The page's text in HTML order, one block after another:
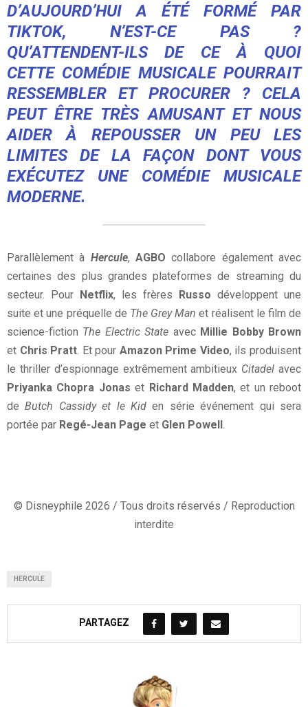
D’AUJOURD’HUI A ÉTÉ FORMÉ PAR
TIKTOK, N’EST-CE PAS ?
QU’ATTENDENT-ILS DE CE À QUOI
CETTE COMÉDIE MUSICALE POURRAIT
RESSEMBLER ET PROCURER ? CELA
PEUT ÊTRE TRÈS AMUSANT ET NOUS
AIDER À REPOUSSER UN PEU LES
LIMITES DE LA FAÇON DONT VOUS
EXÉCUTEZ UNE COMÉDIE MUSICALE
MODERNE.
Parallèlement à Hercule,AGBO collabore également avec
certaines des plus grandes plateformes de streaming du
secteur. Pour Netflix, les frères Russo développent une
suite et une préquelle de The Grey Man et réalisent le film de
science-fiction The Electric State avec Millie Bobby Brown
et Chris Pratt . Et pour Amazon Prime Video, ils produisent
le thriller d’espionnage extrêmement ambitieux Citadel avec
Priyanka Chopra Jonas et Richard Madden, et un reboot
deButch Cassidy et le Kid en série événement qui sera
portée par Regé-Jean Page et Glen Powell
© Disneyphile 2026 / Tous droits réservés / Reproduction
interdite
HERCULE
PARTAGEZ